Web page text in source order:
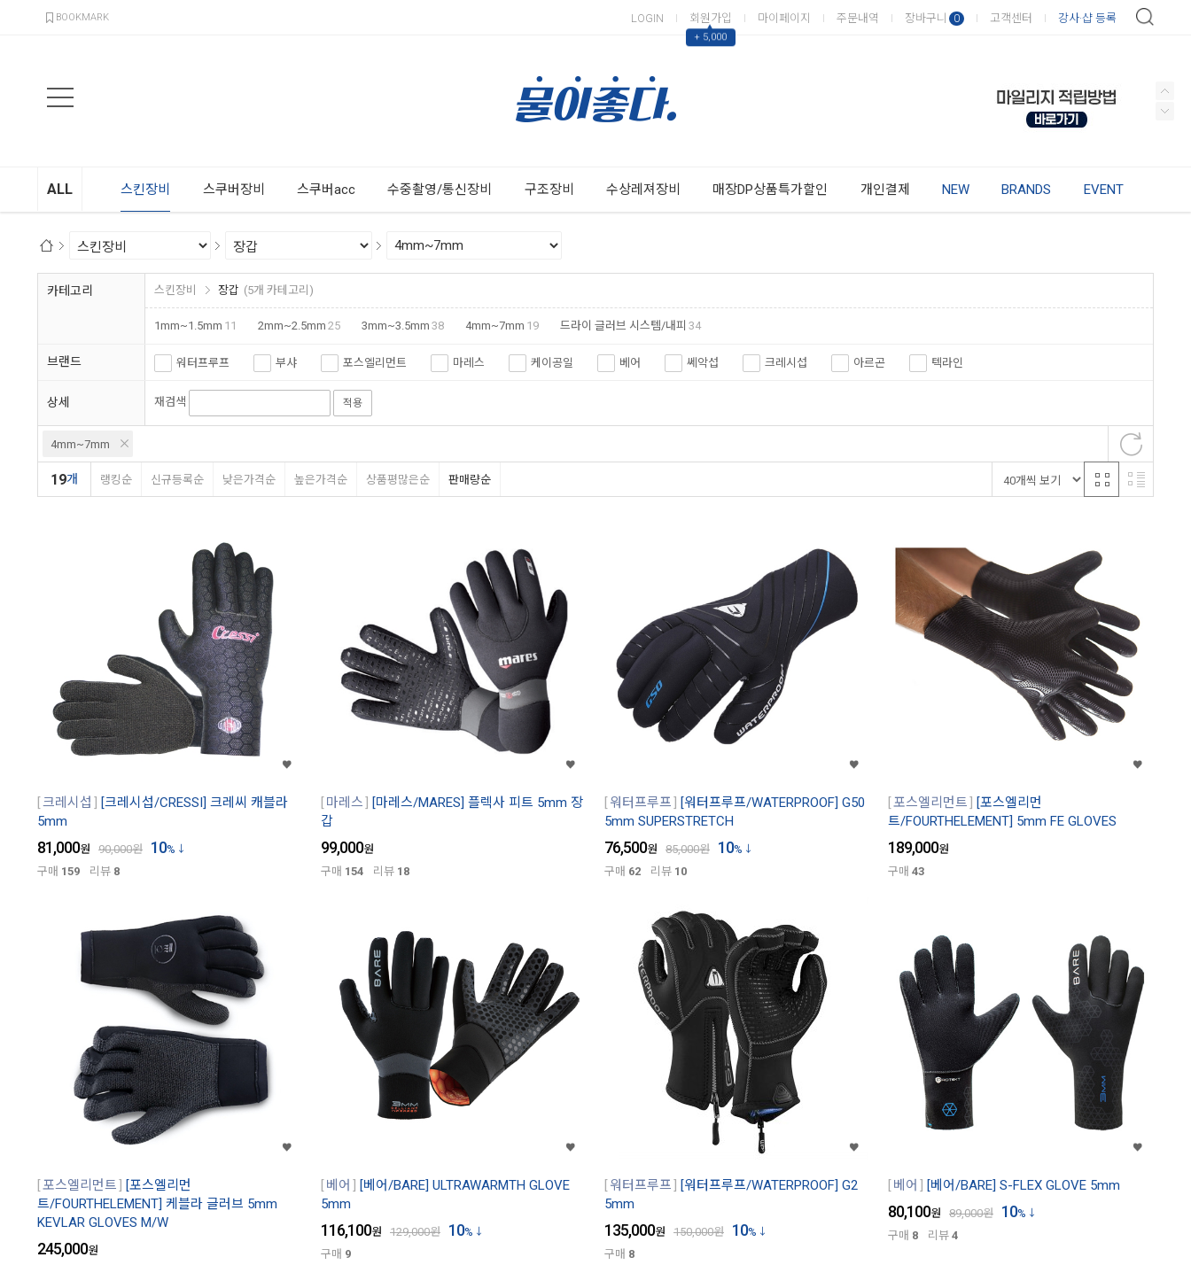
BOOKMARK LOGIN 회원가입
▲
+ 5,000
마이페이지 주문내역 장바구니 0 고객센터 강사·샵 등록
ALL 스킨장비 스쿠버장비 스쿠버acc 수중촬영/통신장비 구조장비 수상레져장비 매장DP상품특가할인 개인결제 NEW BRANDS EVENT
카테고리 스킨장비 장갑 (5개 카테고리)
1mm~1.5mm 11 2mm~2.5mm 25 3mm~3.5mm 38 4mm~7mm 19 드라이 글러브 시스템/내피 34
브랜드 워터프루프 부샤 포스엘리먼트 마레스 케이공일 베어 쎄악섭 크레시섭 아르곤 텍라인
상세 재검색 적용
4mm~7mm
19개 랭킹순 신규등록순 낮은가격순 높은가격순 상품평많은순 판매량순
크레시섭
[크레시섭/CRESSI] 크레씨 캐블라
5mm
81,000원 90,000원 10%
구매 159 리뷰 8
마레스
[마레스/MARES] 플렉사 피트 5mm 장
갑
99,000원
구매 154 리뷰 18
워터프루프
[워터프루프/WATERPROOF] G50
5mm SUPERSTRETCH
76,500원 85,000원 10%
구매 62 리뷰 10
포스엘리먼트
[포스엘리먼
트/FOURTHELEMENT] 5mm FE GLOVES
189,000원
구매 43
포스엘리먼트
[포스엘리먼
트/FOURTHELEMENT] 케블라 글러브 5mm
KEVLAR GLOVES M/W
245,000원
베어
[베어/BARE] ULTRAWARMTH GLOVE
5mm
116,100원 129,000원 10%
구매 9
워터프루프
[워터프루프/WATERPROOF] G2
5mm
135,000원 150,000원 10%
구매 8
베어 [베어/BARE] S-FLEX GLOVE 5mm
80,100원 89,000원 10%
구매 8 리뷰 4